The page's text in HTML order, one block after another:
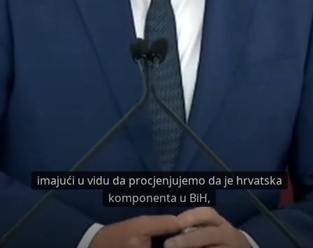
imajući u vidu da procjenjujemo da je hrvatska
komponenta u BiH,